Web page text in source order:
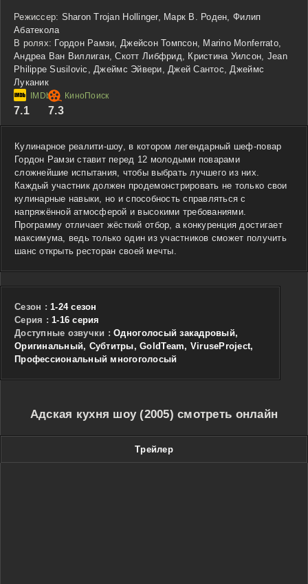
Режиссер: Sharon Trojan Hollinger, Марк В. Роден, Филип
Абатекола
В ролях: Гордон Рамзи, Джейсон Томпсон, Marino Monferrato,
Андреа Ван Виллиган, Скотт Либфрид, Кристина Уилсон, Jean
Philippe Susilovic, Джеймс Эйвери, Джей Сантос, Джеймс
Луканик
7.1 7.3
Кулинарное реалити-шоу, в котором легендарный шеф-повар
Гордон Рамзи ставит перед 12 молодыми поварами
сложнейшие испытания, чтобы выбрать лучшего из них.
Каждый участник должен продемонстрировать не только свои
кулинарные навыки, но и способность справляться с
напряжённой атмосферой и высокими требованиями.
Программу отличает жёсткий отбор, а конкуренция достигает
максимума, ведь только один из участников сможет получить
шанс открыть ресторан своей мечты.
Сезон : 1-24 сезон
Cерия : 1-16 серия
Доступные озвучки : Одноголосый закадровый,
Оригинальный, Субтитры, GoldTeam, ViruseProject,
Профессиональный многоголосый
Адская кухня шоу (2005) смотреть онлайн
Трейлер